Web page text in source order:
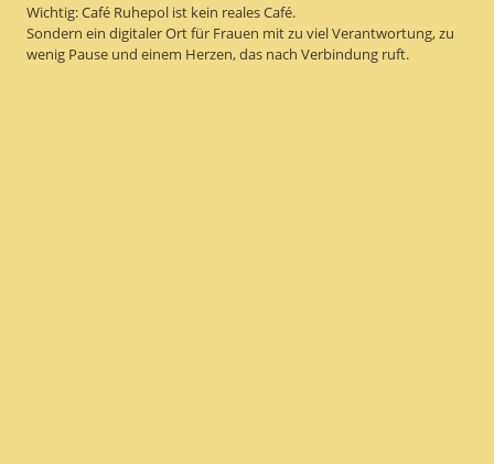
Wichtig: Café Ruhepol ist kein reales Café.
Sondern ein digitaler Ort für Frauen mit zu viel Verantwortung, zu
wenig Pause und einem Herzen, das nach Verbindung ruft.